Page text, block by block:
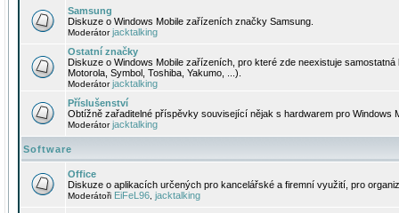
Samsung
Diskuze o Windows Mobile zařízeních značky Samsung.
Moderátorjacktalking
Ostatní značky
Diskuze o Windows Mobile zařízeních, pro které zde neexistuje
Motorola, Symbol, Toshiba, Yakumo, ...).
Moderátorjacktalking
Příslušenství
Obtížně zařaditelné příspěvky související nějak s hardwarem pro Windows
Moderátorjacktalking
Software
Office
Diskuze o aplikacích určených pro kancelářské a firemní využití, pro
Moderátoři EiFeL96 jacktalking